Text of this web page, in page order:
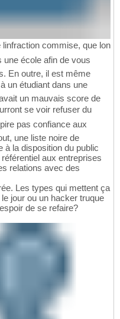
commise, que lon
une école afin de vous
En outre, il est même
un étudiant dans une
un mauvais score de
se voir refuser du
pas confiance aux
une liste noire de
à la disposition du public
aux entreprises
relations avec des
Les types qui mettent ça
jour ou un hacker truque
de se refaire?